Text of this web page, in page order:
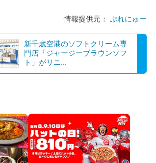
情報提供元： ぷれにゅー
新千歳空港のソフトクリーム専
門店「ジャージーブラウンソフ
ト」がリニ...